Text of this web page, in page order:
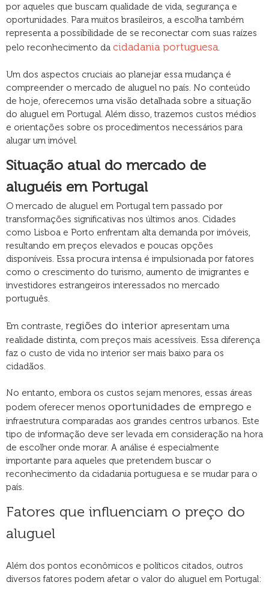
por aqueles que buscam qualidade de vida, segurança e
oportunidades. Para muitos brasileiros, a escolha também
representa a possibilidade de se reconectar com suas raízes
pelo reconhecimento da cidadania portuguesa.
Um dos aspectos cruciais ao planejar essa mudança é
compreender o mercado de aluguel no país. No conteúdo
de hoje, oferecemos uma visão detalhada sobre a situação
do aluguel em Portugal. Além disso, trazemos custos médios
e orientações sobre os procedimentos necessários para
alugar um imóvel.
Situação atual do mercado de
aluguéis em Portugal
O mercado de aluguel em Portugal tem passado por
transformações significativas nos últimos anos. Cidades
como Lisboa e Porto enfrentam alta demanda por imóveis,
resultando em preços elevados e poucas opções
disponíveis. Essa procura intensa é impulsionada por fatores
como o crescimento do turismo, aumento de imigrantes e
investidores estrangeiros interessados no mercado
português.
Em contraste, regiões do interior apresentam uma
realidade distinta, com preços mais acessíveis. Essa diferença
faz o custo de vida no interior ser mais baixo para os
cidadãos.
No entanto, embora os custos sejam menores, essas áreas
podem oferecer menos oportunidades de emprego e
infraestrutura comparadas aos grandes centros urbanos. Este
tipo de informação deve ser levada em consideração na hora
de escolher onde morar. A análise é especialmente
importante para aqueles que pretendem buscar o
reconhecimento da cidadania portuguesa e se mudar para o
país.
Fatores que influenciam o preço do
aluguel
Além dos pontos econômicos e políticos citados, outros
diversos fatores podem afetar o valor do aluguel em Portugal: